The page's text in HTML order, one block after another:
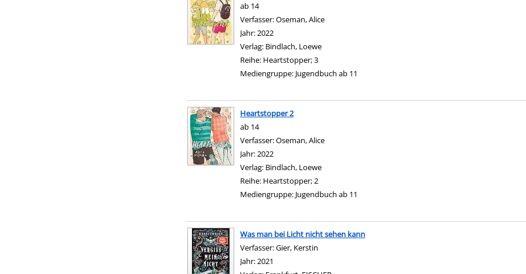
ab 14
Verfasser:Oseman, Alice
Jahr:2022
Verlag: Bindlach, Loewe
Reihe: Heartstopper; 3
Mediengruppe: Jugendbuch ab 11
Heartstopper 2
ab 14
Verfasser:Oseman, Alice
Jahr:2022
Verlag: Bindlach, Loewe
Reihe: Heartstopper; 2
Mediengruppe: Jugendbuch ab 11
Was man bei Licht nicht sehen kann
Verfasser:Gier, Kerstin
Jahr:2021